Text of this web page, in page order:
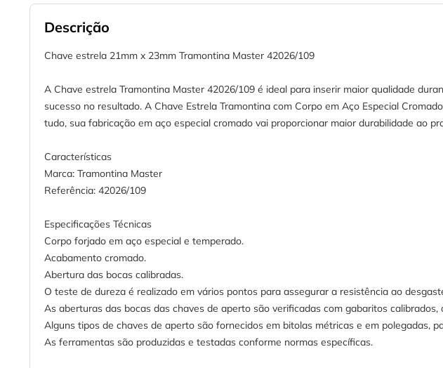
Descrição
Chave estrela 21mm x 23mm Tramontina Master 42026/109
A Chave estrela Tramontina Master 42026/109 é ideal para inserir maior qualidade
sucesso no resultado. A Chave Estrela Tramontina com Corpo em Aço Especial
tudo, sua fabricação em aço especial cromado vai proporcionar maior durabilidade ao
Características
Marca: Tramontina Master
Referência: 42026/109
Especificações Técnicas
Corpo forjado em aço especial e temperado.
Acabamento cromado.
Abertura das bocas calibradas.
O teste de dureza é realizado em vários pontos para assegurar a resistência ao
As aberturas das bocas das chaves de aperto são verificadas com gabaritos
Alguns tipos de chaves de aperto são fornecidos em bitolas métricas e em polegadas,
As ferramentas são produzidas e testadas conforme normas específicas.